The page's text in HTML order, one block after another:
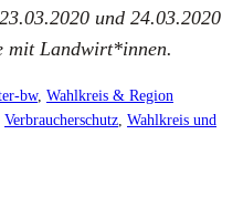
und 24.03.2020
mit Landwirt*innen.
bw, Wahlkreis & Region
Verbraucherschutz, Wahlkreis und